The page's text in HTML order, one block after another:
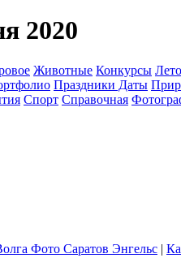
2020
Животные Конкурсы
Праздники Даты
Спорт Справочная
Фото Саратов Энгельс |